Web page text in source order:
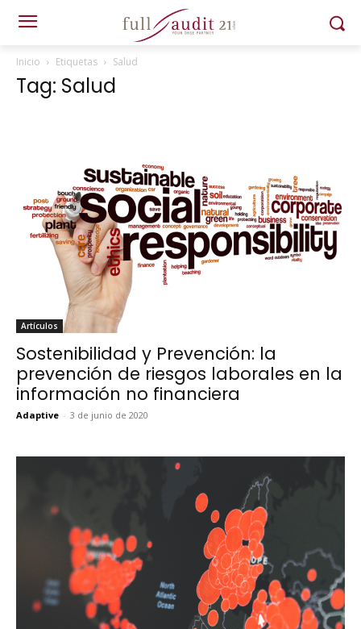
Inicio Etiquetas Salud
Tag: Salud
Artículos
Sostenibilidad y Prevención: la
prevención de riesgos laborales en la
información no financiera
Adaptive - 3 de junio de 2020